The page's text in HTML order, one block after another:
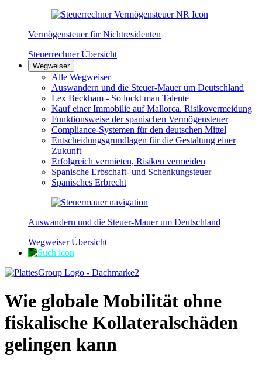
Vermögensteuer für Nichtresidenten
Steuerrechner Übersicht
Wegweiser
Alle Wegweiser
Auswandern und die Steuer-Mauer um Deutschland
Lex Beckham - So lockt man Talente
Kauf einer Immobilie auf Mallorca. Risikovermeidung
Funktionsweise der spanischen Vermögensteuer
Compliance-Systemen für den deutschen Mittel
Entscheidungsgrundlagen für die Gestaltung einer
Zukunft
Erfolgreich vermieten, Risiken vermeiden
Spanische Erbschaft- und Schenkungsteuer
Spanisches Erbrecht
Auswandern und die Steuer-Mauer um Deutschland
Wegweiser Übersicht
Wie globale Mobilität ohne
fiskalische Kollateralschäden
gelingen kann